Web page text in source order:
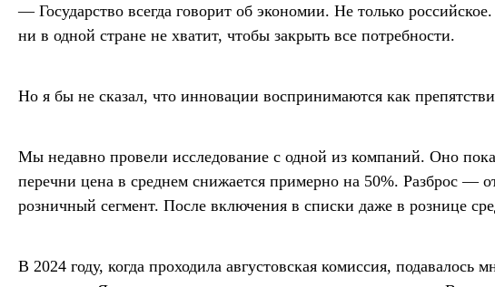
— Государство всегда говорит об экономии. Не только
ни в одной стране не хватит, чтобы закрыть все потребности.
Но я бы не сказал, что инновации воспринимаются как
Мы недавно провели исследование с одной из компаний. Оно
перечни цена в среднем снижается примерно на 50%. Разброс —
розничный сегмент. После включения в списки даже в рознице
В 2024 году, когда проходила августовская комиссия,